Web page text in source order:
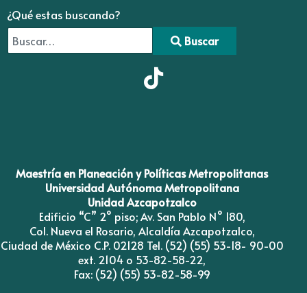
¿Qué estas buscando?
Buscar
Maestría en Planeación y Políticas Metropolitanas
Universidad Autónoma Metropolitana
Unidad Azcapotzalco
Edificio “C” 2° piso; Av. San Pablo N° 180,
Col. Nueva el Rosario, Alcaldía Azcapotzalco,
Ciudad de México C.P. 02128 Tel. (52) (55) 53-18- 90-00
ext. 2104 o 53-82-58-22,
Fax: (52) (55) 53-82-58-99